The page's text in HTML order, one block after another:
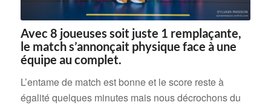
Avec 8 joueuses soit juste 1 remplaçante,
le match s’annonçait physique face à une
équipe au complet.
L’entame de match est bonne et le score reste à
égalité quelques minutes mais nous décrochons du